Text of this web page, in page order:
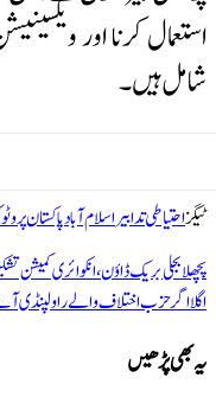
استعمال کرنا اور
شامل ہیں۔
ٹیگزاحتیاطی تدابیراسلام آبادپاکستان
پچھلابجلی بریک ڈاوٴن ،انکوائری
اگلااگر حزب اختلاف والے راولپنڈی
یہ بھی پڑھیں